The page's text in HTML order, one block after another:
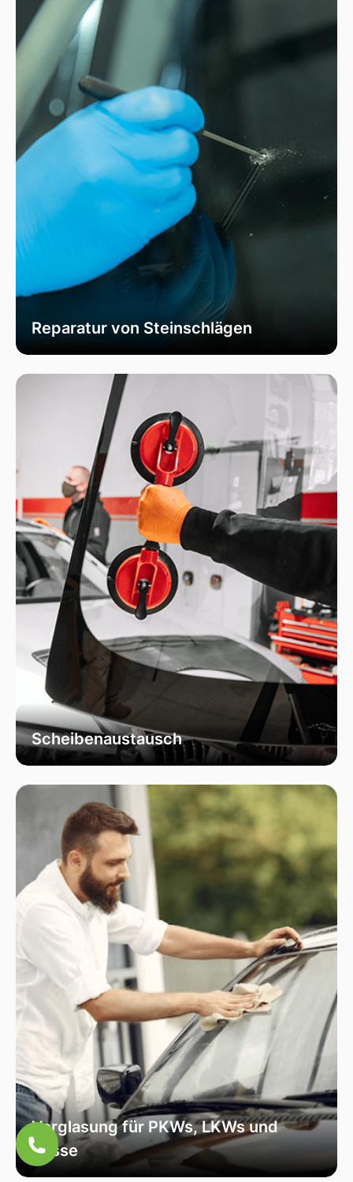
Reparatur von Steinschlägen
Sicherheit Ihrer Fahrzeugscheibe zu
gewährleisten. Vermeiden Sie größere Risse und
Schäden durch unser spezialisiertes Verfahren,
das die Integrität Ihrer Scheibe effektiv
wiederherstellt.
Scheibenaustausch
Bei uns erhalten Sie einen fachgerechten
Fahrzeugscheiben. Wir verwenden
ausschließlich hochwertiges Autoglas, das
speziell für Ihr Fahrzeugmodell geeignet ist, um
optimale Sicht und Sicherheit zu garantieren.
Verglasung für PKWs, LKWs und
Busse
Unsere Verglasungsdienste umfassen alle